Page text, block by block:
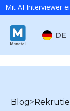
Mit AI Interviewer
DE
Blog>